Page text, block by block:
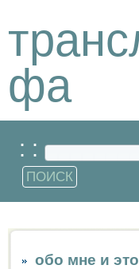
фа
: :
обо мне и